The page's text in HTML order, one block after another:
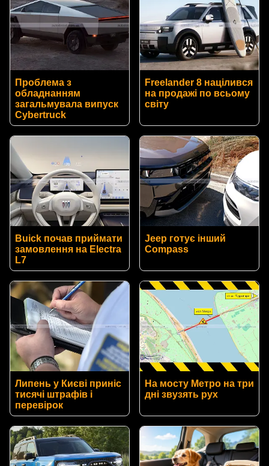
Проблема з
обладнанням
загальмувала випуск
Cybertruck
Freelander 8 націлився
на продажі по всьому
світу
Buick почав приймати
замовлення на Electra
L7
Jeep готує інший
Compass
Липень у Києві приніс
тисячі штрафів і
перевірок
На мосту Метро на три
дні звузять рух